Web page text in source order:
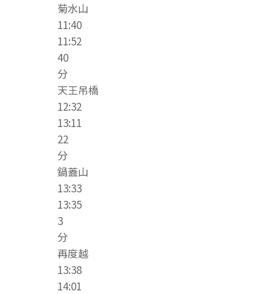
菊水山
11:40
11:52
40
分
天王吊橋
12:32
13:11
22
分
鍋蓋山
13:33
13:35
3
分
再度越
13:38
14:01